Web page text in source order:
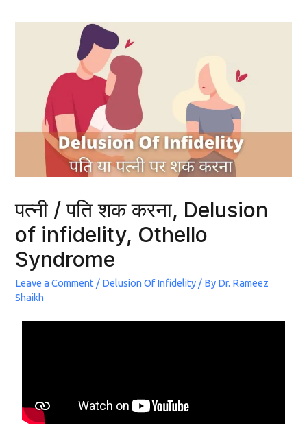
पत्नी / पति शक करना, Delusion
of infidelity, Othello
Syndrome
Leave a Comment / Delusion Of Infidelity / By Dr. Rameez
Shaikh